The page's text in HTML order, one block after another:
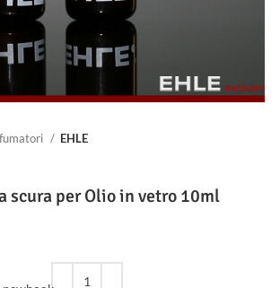
EHLE
scura per Olio in vetro 10ml